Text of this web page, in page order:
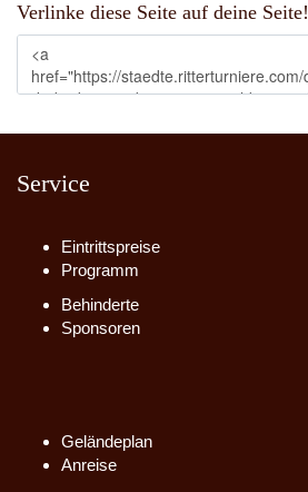
Verlinke diese Seite auf deine Seite!
Service
Eintrittspreise
Programm
Behinderte
Sponsoren
Geländeplan
Anreise